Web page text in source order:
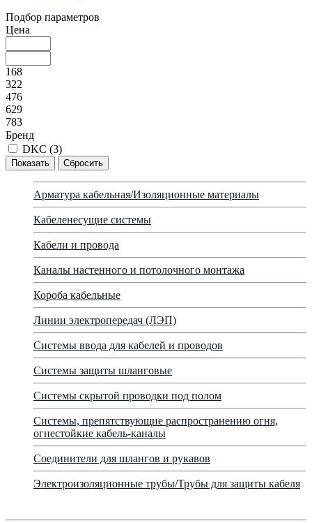
Подбор параметров
Цена
168
322
476
629
783
Бренд
DKC (3)
Арматура кабельная/Изоляционные материалы
Кабеленесущие системы
Кабели и провода
Каналы настенного и потолочного монтажа
Короба кабельные
Линии электропередач (ЛЭП)
Системы ввода для кабелей и проводов
Системы защиты шланговые
Системы скрытой проводки под полом
Системы, препятствующие распространению огня,
огнестойкие кабель-каналы
Соединители для шлангов и рукавов
Электроизоляционные трубы/Трубы для защиты кабеля